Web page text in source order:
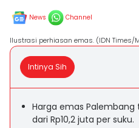
News Channel
Ilustrasi perhiasan emas. (IDN Times/
Intinya Sih
Harga emas Palembang
dari Rp10,2 juta per suku.